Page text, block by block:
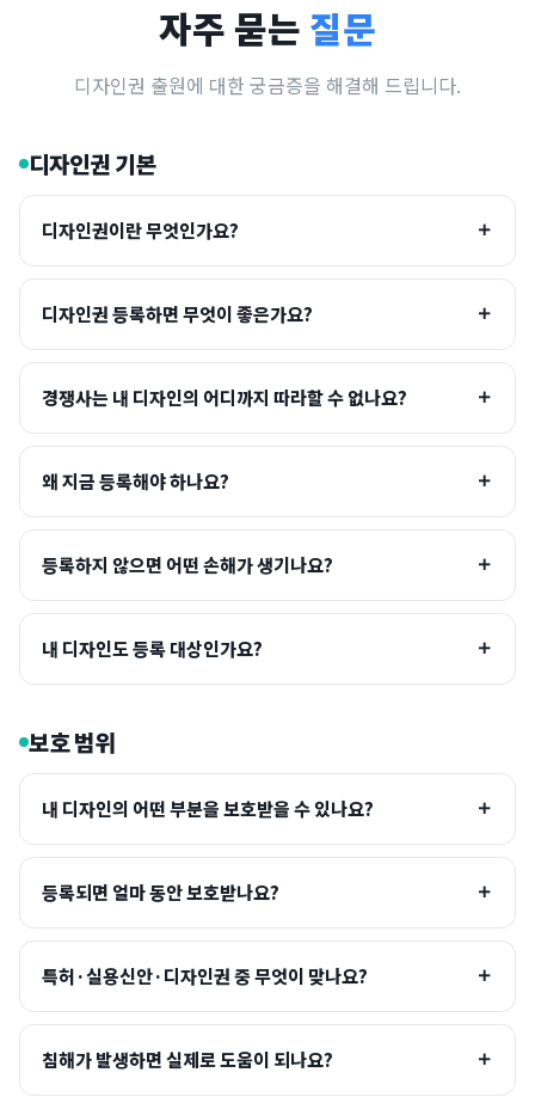
자주 묻는 질문
디자인권 출원에 대한 궁금증을 해결해 드립니다.
디자인권 기본
디자인권이란 무엇인가요?
디자인권 등록하면 무엇이 좋은가요?
경쟁사는 내 디자인의 어디까지 따라할 수 없나요?
왜 지금 등록해야 하나요?
등록하지 않으면 어떤 손해가 생기나요?
내 디자인도 등록 대상인가요?
보호 범위
내 디자인의 어떤 부분을 보호받을 수 있나요?
등록되면 얼마 동안 보호받나요?
특허·실용신안·디자인권 중 무엇이 맞나요?
침해가 발생하면 실제로 도움이 되나요?